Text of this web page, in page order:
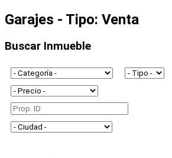
Garajes - Tipo: Venta
Buscar Inmueble